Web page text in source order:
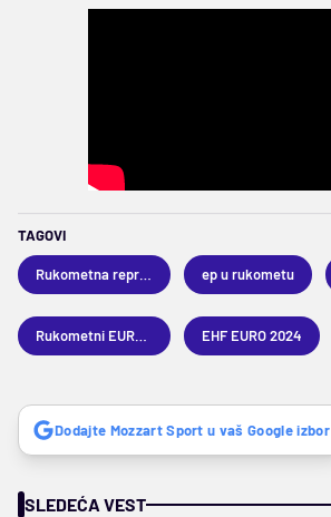
TAGOVI
ep u rukometu
EHF EURO 2024
Dodajte Mozzart Sport u vaš Google izbor
SLEDEĆA VEST